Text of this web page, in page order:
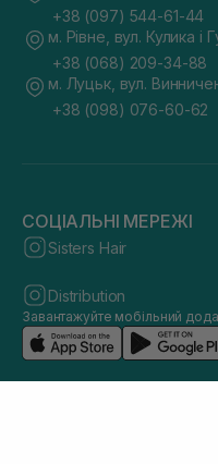
+38 (097) 544-61-44
м. Рівне, вул. Кулика
+38 (068) 209-34-88
м. Луцьк, вул.
+38 (098) 076-60-62
СОЦІАЛЬНІ МЕРЕЖІ
Sisters Hair
Distribution
Завантажуйте мобільний